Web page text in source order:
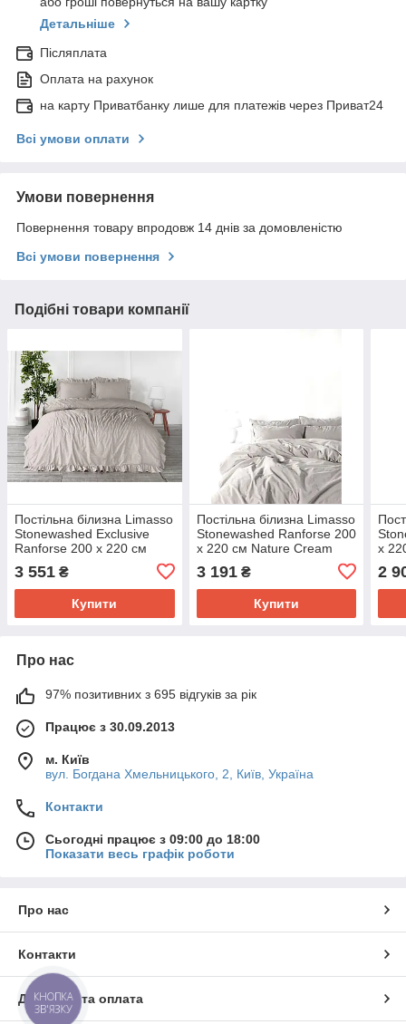
Детальніше
Післяплата
Оплата на рахунок
на карту Приватбанку лише для платежів через Приват24
Всі умови оплати
Умови повернення
Повернення товару впродовж 14 днів за домовленістю
Всі умови повернення
Подібні товари компанії
Постільна білизна Limasso
Stonewashed Exclusive
Ranforse 200 х 220 см
3 551 ₴
Купити
Постільна білизна Limasso
Stonewashed Ranforse 200
х 220 см Nature Cream
3 191₴
Купити
х
2
Про нас
97% позитивних з 695 відгуків за рік
Працює з 30.09.2013
м. Київ
вул. Богдана Хмельницького, 2, Київ, Україна
Контакти
Сьогодні працює з 09:00 до 18:00
Показати весь графік роботи
Про нас
Контакти
Доставка та оплата
КНОПКА
ЗВ'ЯЗКУ